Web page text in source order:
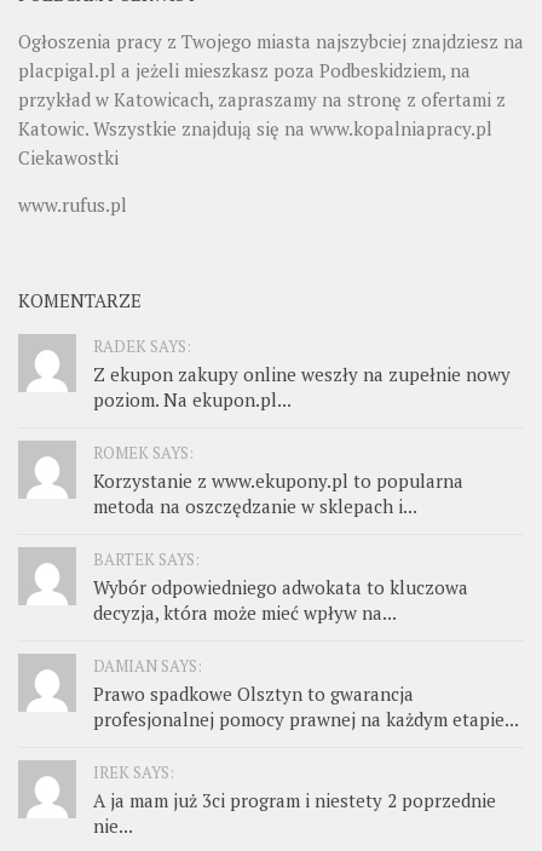
Ogłoszenia pracy z Twojego miasta najszybciej znajdziesz na
placpigal.pl a jeżeli mieszkasz poza Podbeskidziem, na
przykład w Katowicach, zapraszamy na stronę z ofertami z
Katowic. Wszystkie znajdują się na www.kopalniapracy.pl
Ciekawostki
www.rufus.pl
KOMENTARZE
RADEK SAYS:
Z ekupon zakupy online weszły na zupełnie nowy
poziom. Na ekupon.pl...
ROMEK SAYS:
Korzystanie z www.ekupony.pl to popularna
metoda na oszczędzanie w sklepach i...
BARTEK SAYS:
Wybór odpowiedniego adwokata to kluczowa
decyzja, która może mieć wpływ na...
DAMIAN SAYS:
Prawo spadkowe Olsztyn to gwarancja
profesjonalnej pomocy prawnej na każdym etapie...
IREK SAYS:
A ja mam już 3ci program i niestety 2 poprzednie
nie...